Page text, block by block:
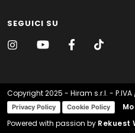
SEGUICI SU
Copyright 2025 - Hiram s.r.l. - P.IVA
Privacy Policy Cookie Policy
Powered with passion by Rekuest